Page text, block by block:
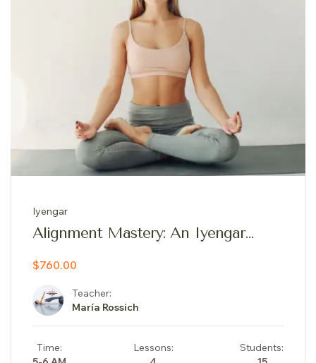
Iyengar
Alignment Mastery: An Iyengar
$760.00
Teacher:
María Rossich
Time:
Lessons:
Students: